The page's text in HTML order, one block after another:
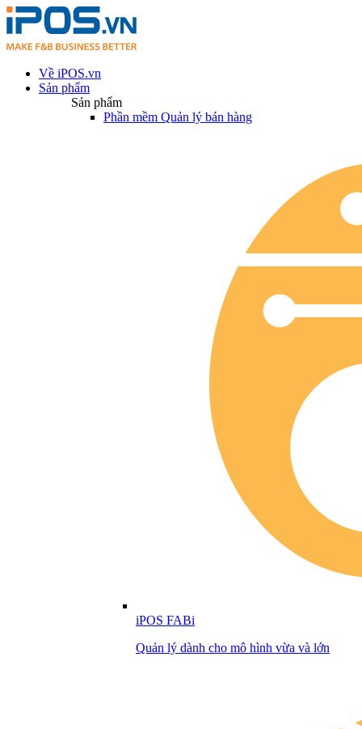
Về iPOS.vn
Sản phẩm
Sản phẩm
Phần mềm Quản lý bán hàng
iPOS FABi
Quản lý dành cho mô hình vừa và lớn